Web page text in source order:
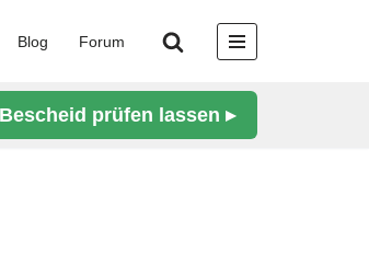
Blog Forum
Bescheid prüfen lassen ▸